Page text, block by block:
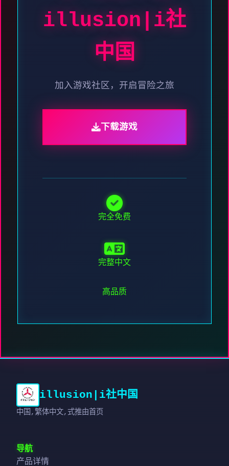
illusion|i社
中国
加入游戏社区，开启冒险之旅
下载游戏
完全免费
完整中文
高品质
illusion|i社中国
中国,繁体中文,式推由首页
导航
产品详情